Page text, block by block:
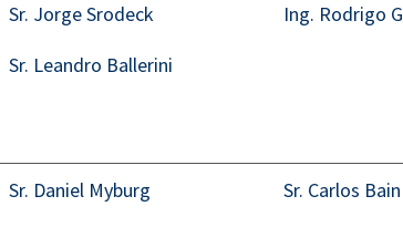
Sr. Jorge Srodeck
Sr. Leandro Ballerini
Ing. Rodrigo
Sr. Daniel Myburg
Sr. Carlos Bain